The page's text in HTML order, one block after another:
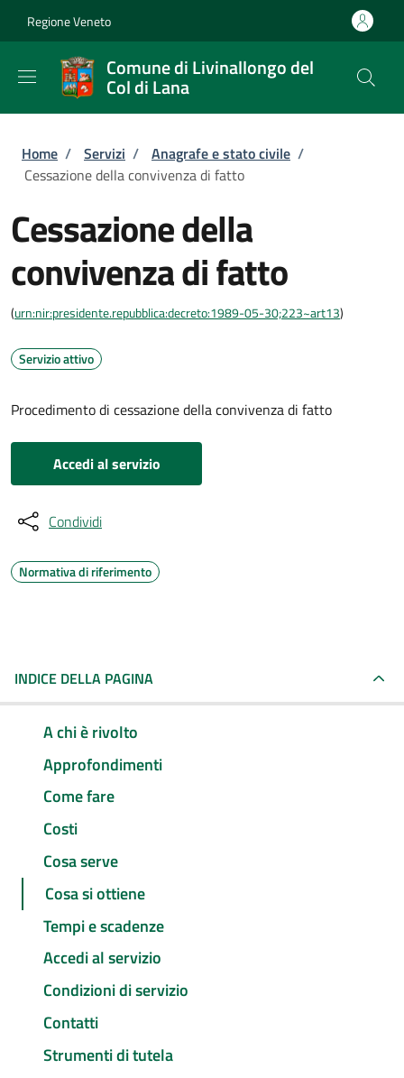
Regione Veneto
Comune di Livinallongo del
Col di Lana
Briciole di pane
Home / Servizi / Anagrafe e stato civile /
Cessazione della convivenza di fatto
Cessazione della
convivenza di fatto
(urn:nir:presidente.repubblica:decreto:1989-05-30;223~art13)
Servizio attivo
Procedimento di cessazione della convivenza di fatto
Accedi al servizio
Condividi
Normativa di riferimento
INDICE DELLA PAGINA
A chi è rivolto
Approfondimenti
Come fare
Costi
Cosa serve
Cosa si ottiene
Tempi e scadenze
Accedi al servizio
Condizioni di servizio
Contatti
Strumenti di tutela